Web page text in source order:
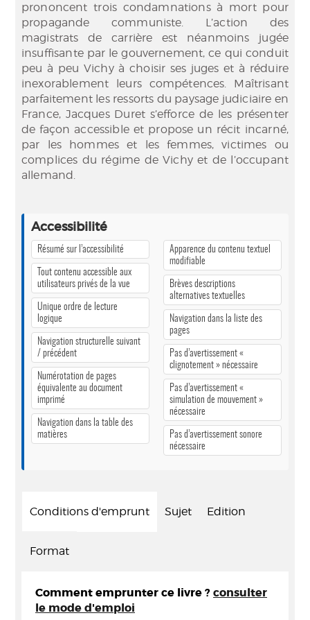
prononcent trois condamnations à mort pour
propagande communiste. L’action des
magistrats de carrière est néanmoins jugée
insuffisante par le gouvernement, ce qui conduit
peu à peu Vichy à choisir ses juges et à réduire
inexorablement leurs compétences. Maîtrisant
parfaitement les ressorts du paysage judiciaire en
France, Jacques Duret s’efforce de les présenter
de façon accessible et propose un récit incarné,
par les hommes et les femmes, victimes ou
complices du régime de Vichy et de l’occupant
allemand.
Accessibilité
Résumé sur l’accessibilité
Tout contenu accessible aux
utilisateurs privés de la vue
Unique ordre de lecture
logique
Navigation structurelle suivant
/ précédent
Numérotation de pages
équivalente au document
imprimé
Navigation dans la table des
matières
Apparence du contenu textuel
modifiable
Brèves descriptions
alternatives textuelles
Navigation dans la liste des
pages
Pas d’avertissement «
clignotement » nécessaire
Pas d’avertissement «
simulation de mouvement »
nécessaire
Pas d’avertissement sonore
nécessaire
Conditions d'emprunt Sujet Edition
Format
Comment emprunter ce livre ? consulter
le mode d'emploi